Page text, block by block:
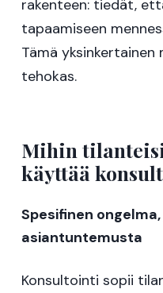
rakenteen: tiedät,
tapaamiseen
Tämä
tehokas.
Mihin
käyttää
Spesifinen
asiantuntemusta
Konsultointi sopii